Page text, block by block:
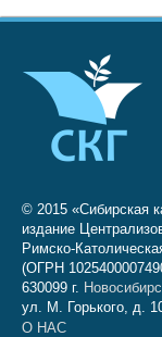
© 2015 «Сибирская
издание
Римско-
(ОГРН
630099 г.
ул. М. Горького, д.
О НАС